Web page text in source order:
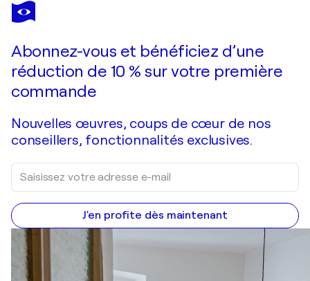
OLIVIER
MESSAS
Je passe commande
Abonnez-vous et bénéficiez d’une
réduction de 10 % sur votre première
commande
Nouvelles œuvres, coups de cœur de nos
conseillers, fonctionnalités exclusives.
J'en profite dès maintenant